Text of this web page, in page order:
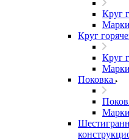
Круг
Марки
Круг
Круг
Марки
Поковка
Марки